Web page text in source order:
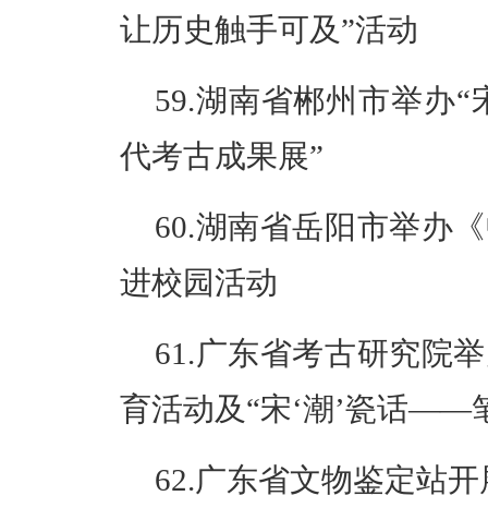
让历史触手可及”活动
59.湖南省郴州市举办
代考古成果展”
60.湖南省岳阳市举办
进校园活动
61.广东省考古研究院
育活动及“宋‘潮’瓷话——
62.广东省文物鉴定站